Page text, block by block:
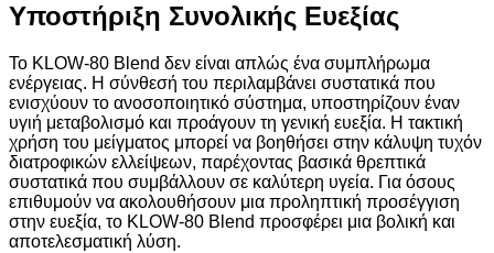
Υποστήριξη Συνολικής Ευεξίας
Το KLOW-80 Blend δεν είναι απλώς ένα συμπλήρωμα
ενέργειας. Η σύνθεσή του περιλαμβάνει συστατικά που
ενισχύουν το ανοσοποιητικό σύστημα, υποστηρίζουν έναν
υγιή μεταβολισμό και προάγουν τη γενική ευεξία. Η τακτική
χρήση του μείγματος μπορεί να βοηθήσει στην κάλυψη τυχόν
διατροφικών ελλείψεων, παρέχοντας βασικά θρεπτικά
συστατικά που συμβάλλουν σε καλύτερη υγεία. Για όσους
επιθυμούν να ακολουθήσουν μια προληπτική προσέγγιση
στην ευεξία, το KLOW-80 Blend προσφέρει μια βολική και
αποτελεσματική λύση.